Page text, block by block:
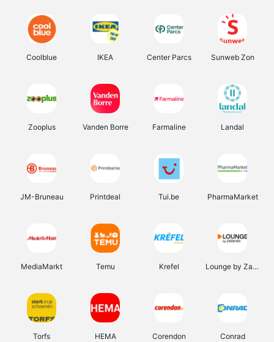
Coolblue IKEA Center Parcs Sunweb Zon
Zooplus Vanden Borre Farmaline Landal
JM-Bruneau Printdeal Tui.be PharmaMarket
MediaMarkt Temu Krefel Lounge by Zalando
Torfs HEMA Corendon Conrad